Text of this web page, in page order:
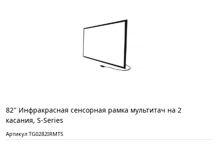
82" Инфракрасная сенсорная рамка мультитач на 2
касания, S-Series
Артикул TG0282IRMTS